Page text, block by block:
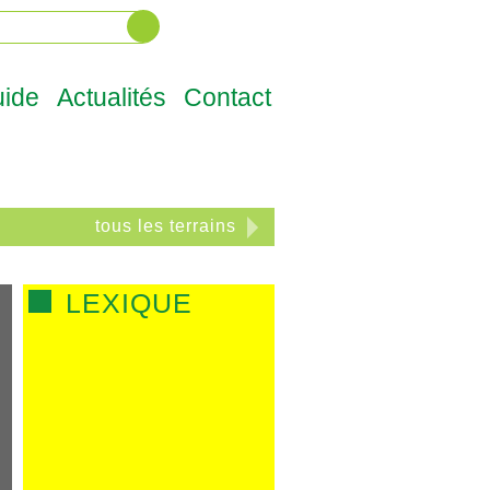
Actualités Contact
tous les terrains
LEXIQUE